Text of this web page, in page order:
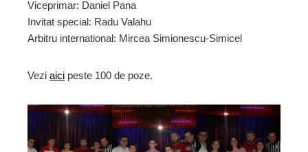
Viceprimar: Daniel Pana
Invitat special: Radu Valahu
Arbitru international: Mircea Simionescu-Simicel
Vezi aici peste 100 de poze.